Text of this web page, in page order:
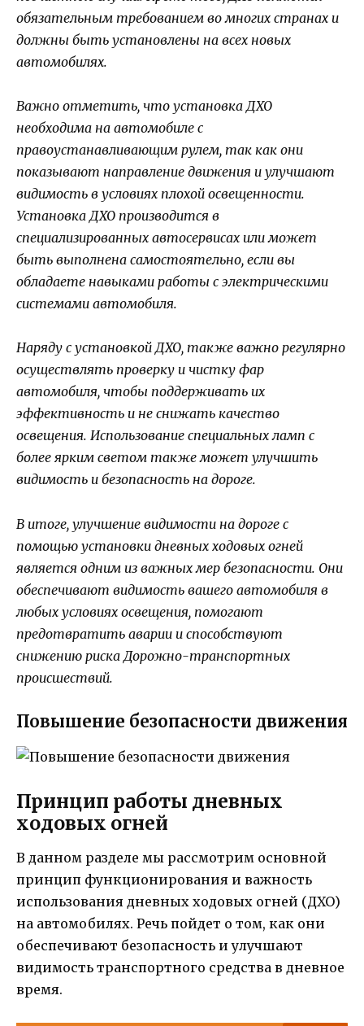
обязательным требованием во многих странах и
должны быть установлены на всех новых
автомобилях.
Важно отметить, что установка ДХО
необходима на автомобиле с
правоустанавливающим рулем, так как они
показывают направление движения и улучшают
видимость в условиях плохой освещенности.
Установка ДХО производится в
специализированных автосервисах или может
быть выполнена самостоятельно, если вы
обладаете навыками работы с электрическими
системами автомобиля.
Наряду с установкой ДХО, также важно регулярно
осуществлять проверку и чистку фар
автомобиля, чтобы поддерживать их
эффективность и не снижать качество
освещения. Использование специальных ламп с
более ярким светом также может улучшить
видимость и безопасность на дороге.
В итоге, улучшение видимости на дороге с
помощью установки дневных ходовых огней
является одним из важных мер безопасности. Они
обеспечивают видимость вашего автомобиля в
любых условиях освещения, помогают
предотвратить аварии и способствуют
снижению риска Дорожно-транспортных
происшествий.
Повышение безопасности движения
Принцип работы дневных
ходовых огней
В данном разделе мы рассмотрим основной
принцип функционирования и важность
использования дневных ходовых огней (ДХО)
на автомобилях. Речь пойдет о том, как они
обеспечивают безопасность и улучшают
видимость транспортного средства в дневное
время.